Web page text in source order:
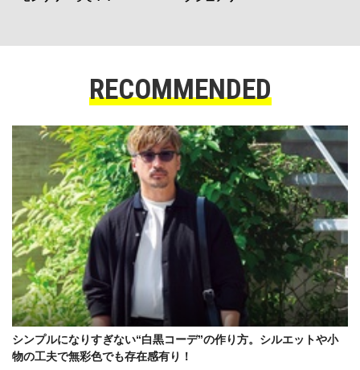
RECOMMENDED
シンプルになりすぎない“白黒コーデ”の作り方。シルエットや小
物の工夫で無彩色でも存在感有り！